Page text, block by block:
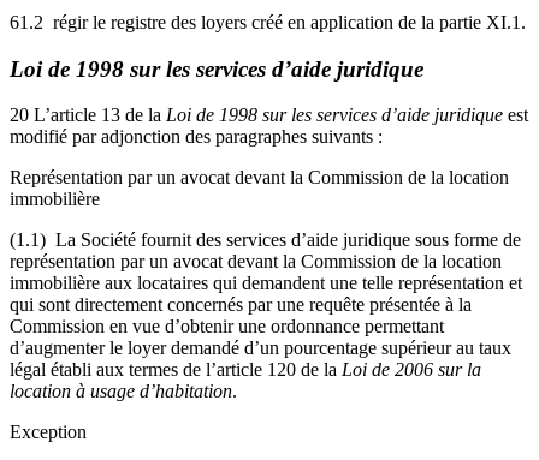
61.2 régir le registre des loyers créé en application de la partie XI.1.
Loi de 1998 sur les services d’aide juridique
20 L’article 13 de la Loi de 1998 sur les services d’aide juridique est
modifié par adjonction des paragraphes suivants :
Représentation par un avocat devant la Commission de la location
immobilière
(1.1) La Société fournit des services d’aide juridique sous forme de
représentation par un avocat devant la Commission de la location
immobilière aux locataires qui demandent une telle représentation et
qui sont directement concernés par une requête présentée à la
Commission en vue d’obtenir une ordonnance permettant
d’augmenter le loyer demandé d’un pourcentage supérieur au taux
légal établi aux termes de l’article 120 de la Loi de 2006 sur la
location à usage d’habitation.
Exception